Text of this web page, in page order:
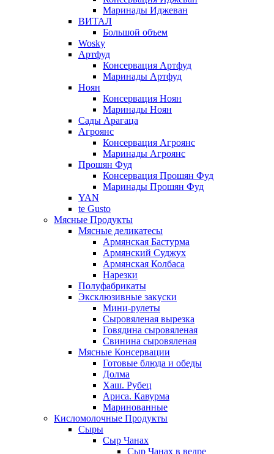
Маринады Иджеван
ВИТАЛ
Большой объем
Wosky
Артфуд
Консервация Артфуд
Маринады Артфуд
Ноян
Консервация Ноян
Маринады Ноян
Сады Арагаца
Агроянс
Консервация Агроянс
Маринады Агроянс
Прошян Фуд
Консервация Прошян Фуд
Маринады Прошян Фуд
YAN
te Gusto
Мясные Продукты
Мясные деликатесы
Армянская Бастурма
Армянский Суджух
Армянская Колбаса
Нарезки
Полуфабрикаты
Эксклюзивные закуски
Мини-рулеты
Сыровяленая вырезка
Говядина сыровяленая
Свинина сыровяленая
Мясные Консервации
Готовые блюда и обеды
Долма
Хаш. Рубец
Ариса. Кавурма
Маринованные
Кисломолочные Продукты
Сыры
Сыр Чанах
Сыр Чанах в ведре